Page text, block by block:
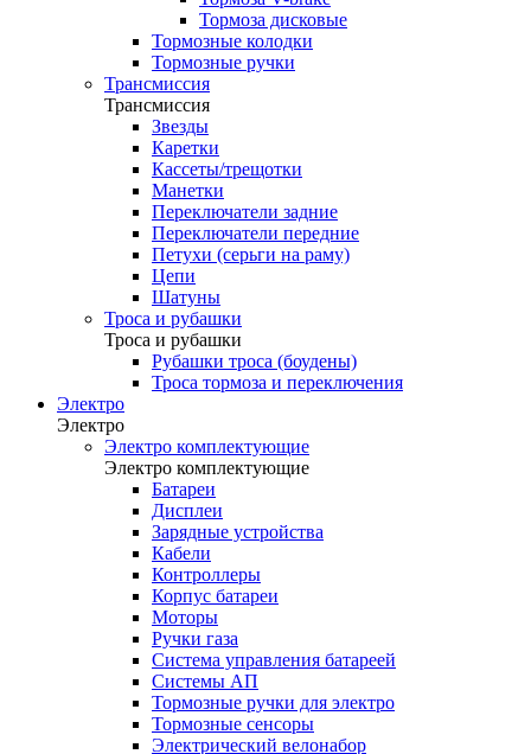
Тормоза дисковые
Тормозные колодки
Тормозные ручки
Трансмиссия
Трансмиссия
Звезды
Каретки
Кассеты/трещотки
Манетки
Переключатели задние
Переключатели передние
Петухи (серьги на раму)
Цепи
Шатуны
Троса и рубашки
Троса и рубашки
Рубашки троса (боудены)
Троса тормоза и переключения
Электро
Электро
Электро комплектующие
Электро комплектующие
Батареи
Дисплеи
Зарядные устройства
Кабели
Контроллеры
Корпус батареи
Моторы
Ручки газа
Система управления батареей
Системы АП
Тормозные ручки для электро
Тормозные сенсоры
Электрический велонабор